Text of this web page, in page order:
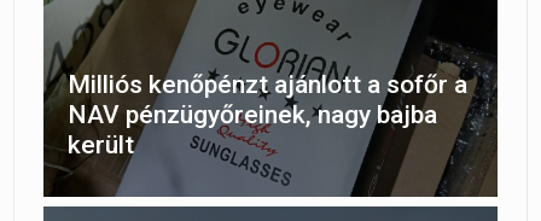
Milliós kenőpénzt ajánlott a sofőr a
NAV pénzügyőreinek, nagy bajba
került